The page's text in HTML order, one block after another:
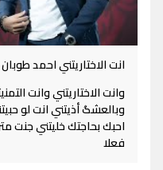
انت الاختاريتني احمد طوبان
وانت الاختاريتني وانت
وبالعشگ أذيتني انت لو
احبك بحاجتك خليتني جنت
فعلا